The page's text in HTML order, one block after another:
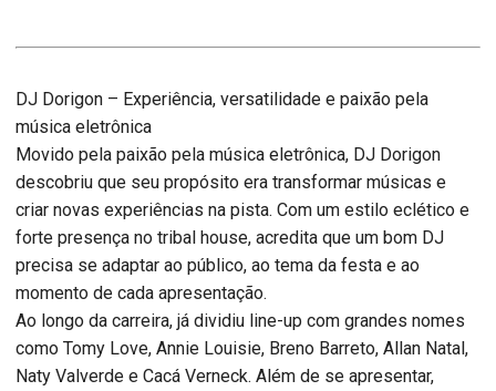
DJ Dorigon – Experiência, versatilidade e paixão pela
música eletrônica
Movido pela paixão pela música eletrônica, DJ Dorigon
descobriu que seu propósito era transformar músicas e
criar novas experiências na pista. Com um estilo eclético e
forte presença no tribal house, acredita que um bom DJ
precisa se adaptar ao público, ao tema da festa e ao
momento de cada apresentação.
Ao longo da carreira, já dividiu line-up com grandes nomes
como Tomy Love, Annie Louisie, Breno Barreto, Allan Natal,
Naty Valverde e Cacá Verneck. Além de se apresentar,